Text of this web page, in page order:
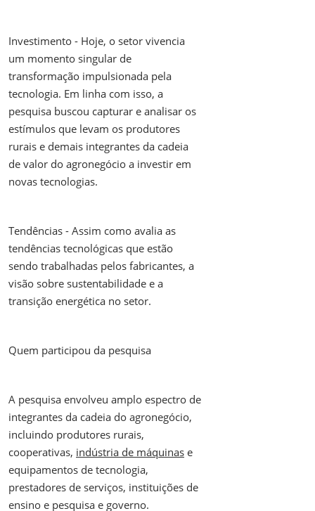
Investimento - Hoje, o setor vivencia
um momento singular de
transformação impulsionada pela
tecnologia. Em linha com isso, a
pesquisa buscou capturar e analisar os
estímulos que levam os produtores
rurais e demais integrantes da cadeia
de valor do agronegócio a investir em
novas tecnologias.
Tendências - Assim como avalia as
tendências tecnológicas que estão
sendo trabalhadas pelos fabricantes, a
visão sobre sustentabilidade e a
transição energética no setor.
Quem participou da pesquisa
A pesquisa envolveu amplo espectro de
integrantes da cadeia do agronegócio,
incluindo produtores rurais,
cooperativas, indústria de máquinas e
equipamentos de tecnologia,
prestadores de serviços, instituições de
ensino e pesquisa e governo.